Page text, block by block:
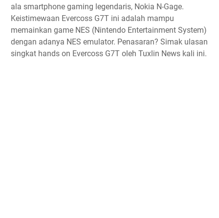
ala smartphone gaming legendaris, Nokia N-Gage.
Keistimewaan Evercoss G7T ini adalah mampu
memainkan game NES (Nintendo Entertainment System)
dengan adanya NES emulator. Penasaran? Simak ulasan
singkat hands on Evercoss G7T oleh Tuxlin News kali ini.